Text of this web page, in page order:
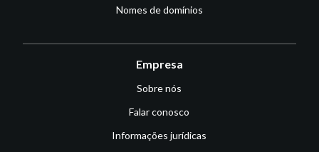
Nomes de domínios
Empresa
Sobre nós
Falar conosco
Informações jurídicas